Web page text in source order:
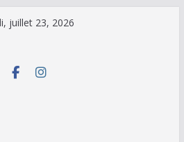
juillet 23, 2026